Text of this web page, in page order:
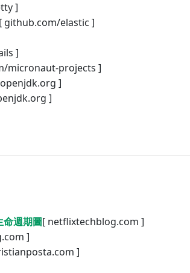
]
[ github.com/elastic ]
]
micronaut-projects ]
]
]
週期圖[ netflixtechblog.com ]
]
]